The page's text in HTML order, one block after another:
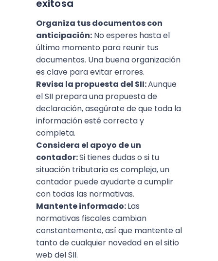
exitosa
Organiza tus documentos con
anticipación: No esperes hasta el
último momento para reunir tus
documentos. Una buena organización
es clave para evitar errores.
Revisa la propuesta del SII:Aunque
el SII prepara una propuesta de
declaración, asegúrate de que toda la
información esté correcta y
completa.
Considera el apoyo de un
contador:Si tienes dudas o si tu
situación tributaria es compleja, un
contador puede ayudarte a cumplir
con todas las normativas.
Mantente informado:Las
normativas fiscales cambian
constantemente, así que mantente al
tanto de cualquier novedad en el sitio
web del SII.